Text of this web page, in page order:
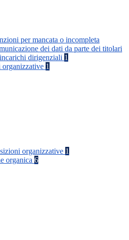
per mancata o incompleta
dei dati da parte dei titolari
dirigenziali 1
organizzative 1
organizzative 1
organica 6